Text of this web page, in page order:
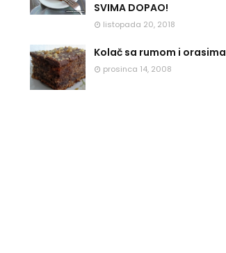
SVIMA DOPAO!
listopada 20, 2018
Kolač sa rumom i orasima
prosinca 14, 2008